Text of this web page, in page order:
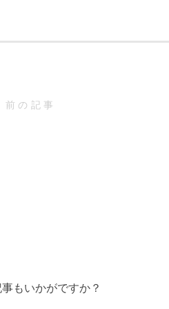
前の記事
もいかがですか？